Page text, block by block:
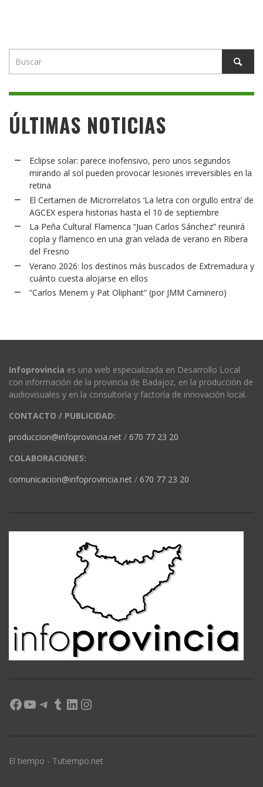
ÚLTIMAS NOTICIAS
Eclipse solar: parece inofensivo, pero unos segundos
mirando al sol pueden provocar lesiones irreversibles en la
retina
El Certamen de Microrrelatos ‘La letra con orgullo entra’ de
AGCEX espera historias hasta el 10 de septiembre
La Peña Cultural Flamenca “Juan Carlos Sánchez” reunirá
copla y flamenco en una gran velada de verano en Ribera
del Fresno
Verano 2026: los destinos más buscados de Extremadura y
cuánto cuesta alojarse en ellos
“Carlos Menem y Pat Oliphant” (por JMM Caminero)
Infoprovincia es una web especializada en Desarrollo Local
con información de la provincia de Badajoz, en la producción de
audiovisuales y en la consultoría y factoría de innovación local.
CONTACTO / PUBLICIDAD:
produccion@infoprovincia.net / 670 77 23 20
COLABORACIONES:
comunicacion@infoprovincia.net / 670 77 23 20
Facebook
YouTube
Telegram
Tumblr
LinkedIn
Instagram
El tiempo - Tutiempo.net